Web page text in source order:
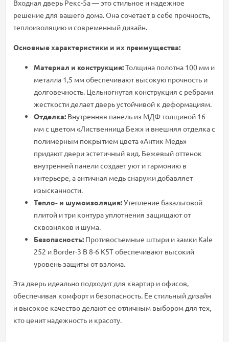
Входная дверь Рекс-5а — это стильное и надежное
решение для вашего дома. Она сочетает в себе прочность,
теплоизоляцию и современный дизайн.
Основные характеристики и их преимущества:
Материал и конструкция:Толщина полотна 100 мм и
металла 1,5 мм обеспечивают высокую прочность и
долговечность. Цельногнутая конструкция с ребрами
жесткости делает дверь устойчивой к деформациям.
Отделка: Внутренняя панель из МДФ толщиной 16
мм с цветом «Лиственница Беж» и внешняя отделка с
полимерным покрытием цвета «Антик Медь»
придают двери эстетичный вид. Бежевый оттенок
внутренней панели создает уют и гармонию в
интерьере, а античная медь снаружи добавляет
изысканности.
Тепло- и шумоизоляция:Утепление базальтовой
плитой и три контура уплотнения защищают от
сквозняков и шума.
Безопасность: Противосъемные штыри и замки Kale
252 и Border-3 B 8-6 K5T обеспечивают высокий
уровень защиты от взлома.
Эта дверь идеально подходит для квартир и офисов,
обеспечивая комфорт и безопасность. Ее стильный дизайн
и высокое качество делают ее отличным выбором для тех,
кто ценит надежность и красоту.